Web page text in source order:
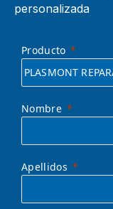
personalizada
Producto
Nombre
Apellidos